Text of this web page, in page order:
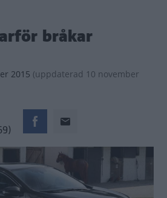
bråkar
2015 (uppdaterad 10 november